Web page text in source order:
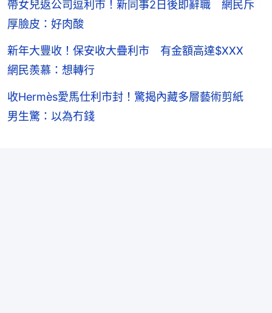
帶女兒返公司逗利市！新同事2日後即辭職 網民斥
厚臉皮：好肉酸
新年大豐收！保安收大疊利市 有金額高達$XXX
網民羨慕：想轉行
收Hermès愛馬仕利市封！驚揭內藏多層藝術剪紙
男生驚：以為冇錢